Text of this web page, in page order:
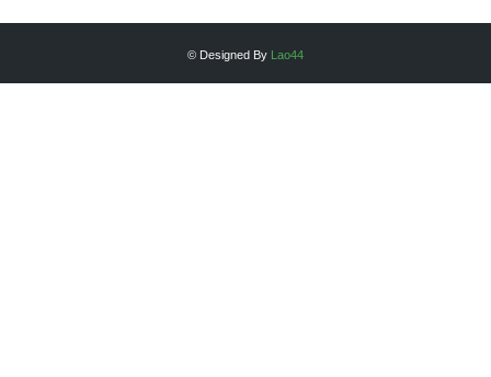
© Designed By Lao44